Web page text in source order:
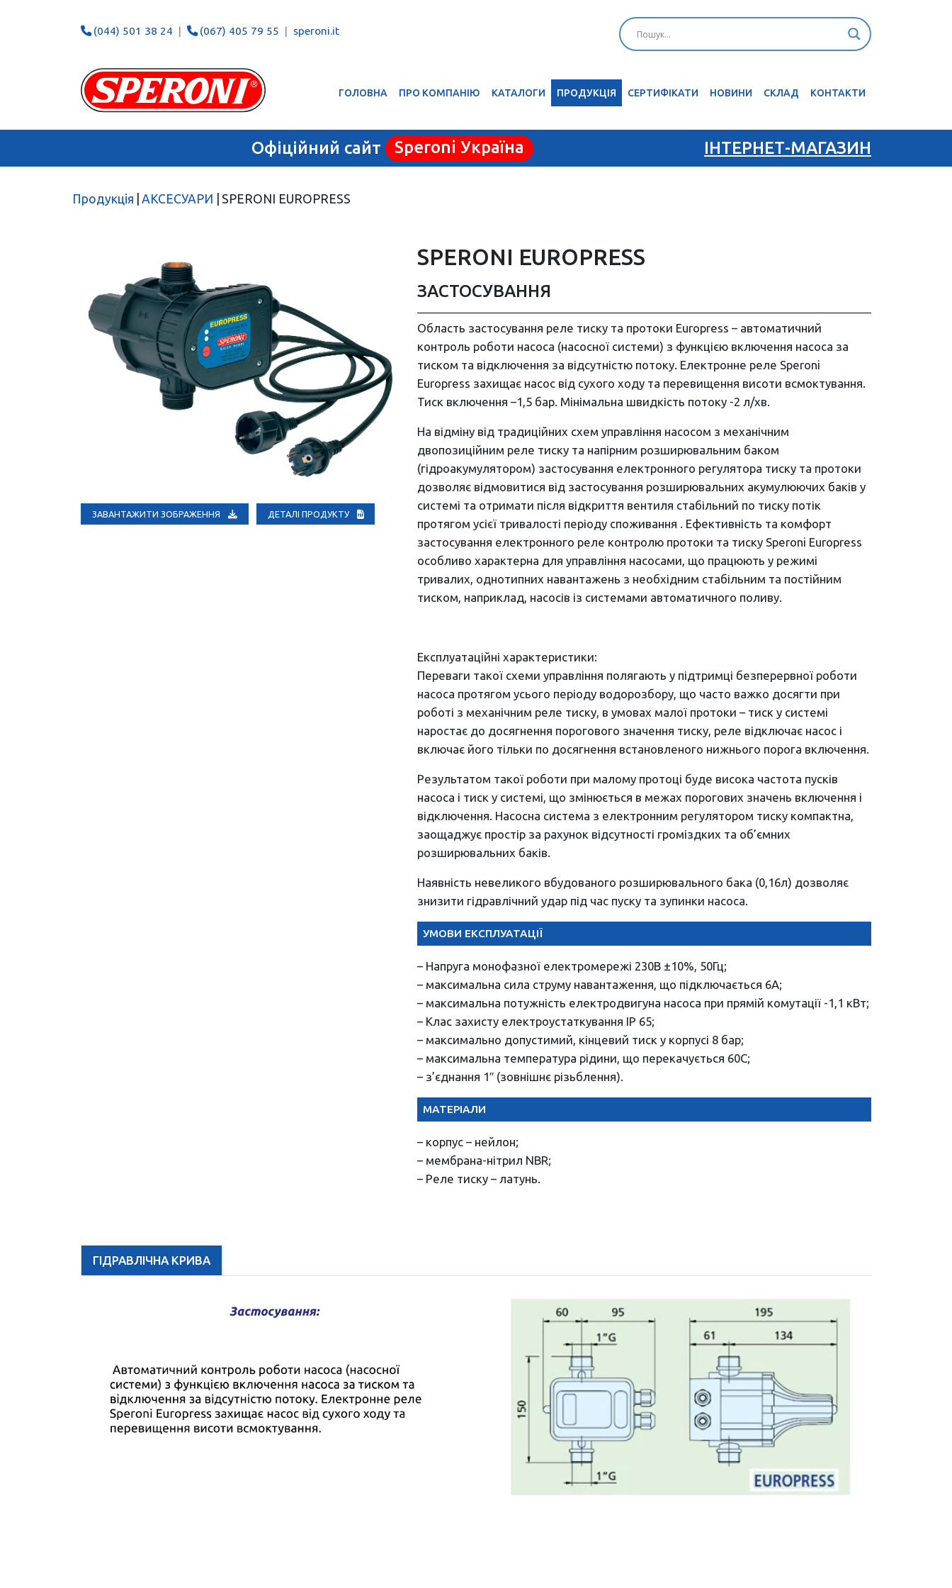
(044) 501 38 24 (067) 405 79 55 speroni.it
ГОЛОВНА ПРО КОМПАНІЮ КАТАЛОГИ ПРОДУКЦІЯ СЕРТИФІКАТИ НОВИНИ CКЛАД КОНТАКТИ
Офіційний сайт Speroni Україна ІНТЕРНЕТ-МАГАЗИН
Продукція АКСЕСУАРИ SPERONI EUROPRESS
ЗАВАНТАЖИТИ ЗОБРАЖЕННЯ ДЕТАЛІ ПРОДУКТУ
SPERONI EUROPRESS
ЗАСТОСУВАННЯ
Область застосування реле тиску та протоки Europress – автоматичний
контроль роботи насоса (насосної системи) з функцією включення насоса за
тиском та відключення за відсутністю потоку. Електронне реле Speroni
Europress захищає насос від сухого ходу та перевищення висоти всмоктування.
Тиск включення –1,5 бар. Мінімальна швидкість потоку -2 л/хв.
На відміну від традиційних схем управління насосом з механічним
двопозиційним реле тиску та напірним розширювальним баком
(гідроакумулятором) застосування електронного регулятора тиску та протоки
дозволяє відмовитися від застосування розширювальних акумулюючих баків у
системі та отримати після відкриття вентиля стабільний по тиску потік
протягом усієї тривалості періоду споживання . Ефективність та комфорт
застосування електронного реле контролю протоки та тиску Speroni Europress
особливо характерна для управління насосами, що працюють у режимі
тривалих, однотипних навантажень з необхідним стабільним та постійним
тиском, наприклад, насосів із системами автоматичного поливу.
Експлуатаційні характеристики:
Переваги такої схеми управління полягають у підтримці безперервної роботи
насоса протягом усього періоду водорозбору, що часто важко досягти при
роботі з механічним реле тиску, в умовах малої протоки – тиск у системі
наростає до досягнення порогового значення тиску, реле відключає насос і
включає його тільки по досягнення встановленого нижнього порога включення.
Результатом такої роботи при малому протоці буде висока частота пусків
насоса і тиск у системі, що змінюється в межах порогових значень включення і
відключення. Насосна система з електронним регулятором тиску компактна,
заощаджує простір за рахунок відсутності громіздких та об’ємних
розширювальних баків.
Наявність невеликого вбудованого розширювального бака (0,16л) дозволяє
знизити гідравлічний удар під час пуску та зупинки насоса.
УМОВИ ЕКСПЛУАТАЦІЇ
– Напруга монофазної електромережі 230В ±10%, 50Гц;
– максимальна сила струму навантаження, що підключається 6А;
– максимальна потужність електродвигуна насоса при прямій комутації -1,1 кВт;
– Клас захисту електроустаткування IP 65;
– максимально допустимий, кінцевий тиск у корпусі 8 бар;
– максимальна температура рідини, що перекачується 60С;
– з’єднання 1″ (зовнішнє різьблення).
МАТЕРІАЛИ
– корпус – нейлон;
– мембрана-нітрил NBR;
– Реле тиску – латунь.
ГІДРАВЛІЧНА КРИВА